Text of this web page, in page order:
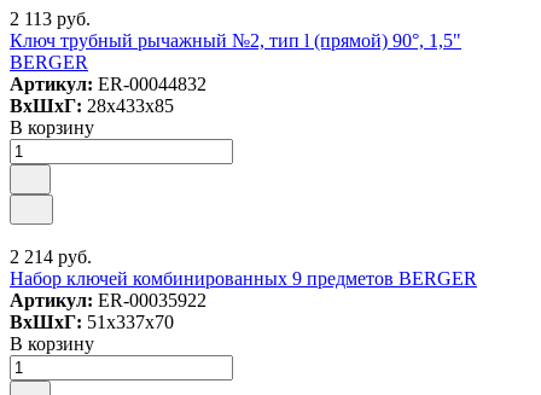
2 113 руб.
Ключ трубный рычажный №2, тип l (прямой) 90°, 1,5"
BERGER
Артикул: ER-00044832
ВxШxГ: 28x433x85
В корзину
2 214 руб.
Набор ключей комбинированных 9 предметов BERGER
Артикул: ER-00035922
ВxШxГ: 51x337x70
В корзину